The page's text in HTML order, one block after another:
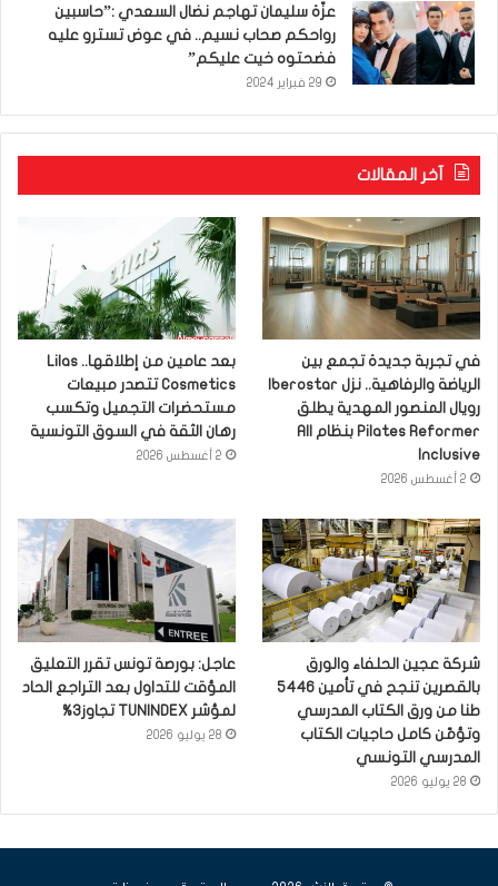
عزّة سليمان تهاجم نضال السعدي :”حاسبين
رواحكم صحاب نسيم.. في عوض تسترو عليه
فضحتوه خيت عليكم”
29 فبراير 2024
آخر المقالات
في تجربة جديدة تجمع بين
رويال المنصور المهدية يطلق
Pilates Reformer بنظام All
Inclusive
2 أغسطس 2026
بعد عامين من إطلاقها.. Lilas
Cosmetics تتصدر مبيعات
مستحضرات التجميل وتكسب
رهان الثقة في السوق التونسية
2 أغسطس 2026
شركة عجين الحلفاء والورق
بالقصرين تنجح في تأمين 5446
طنا من ورق الكتاب المدرسي
وتؤمّن كامل حاجيات الكتاب
المدرسي التونسي
28 يوليو 2026
عاجل: بورصة تونس تقرر التعليق
المؤقت للتداول بعد التراجع الحاد
لمؤشر TUNINDEX تجاوز3%
28 يوليو 2026